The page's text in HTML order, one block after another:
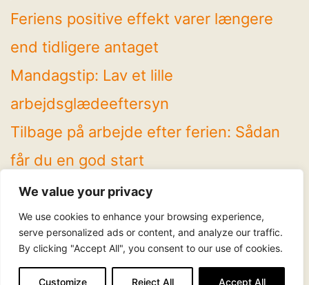
We value your privacy
We use cookies to enhance your browsing experience,
serve personalized ads or content, and analyze our traffic.
By clicking "Accept All", you consent to our use of cookies.
Customize Reject All Accept All
Feriens positive effekt varer længere
end tidligere antaget
Mandagstip: Lav et lille
arbejdsglædeeftersyn
Tilbage på arbejde efter ferien: Sådan
får du en god start
4 spændende temaer på Arbejdsglæde
Live! 2026
Følg os